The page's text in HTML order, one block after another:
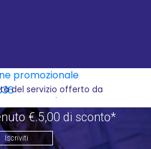
clienti di ricevere la merce
e risparmiando tempo
del servizio offerto da
e da un enorme magazzino
prodotto è accuratamente
per garantire la massima
€.5,00 di sconto*
Iscriviti